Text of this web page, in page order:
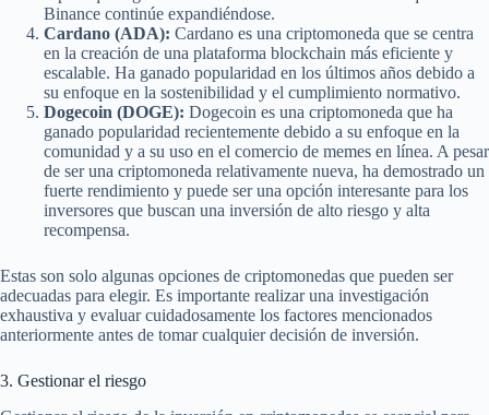
Binance continúe expandiéndose.
Cardano (ADA): Cardano es una criptomoneda que se centra
en la creación de una plataforma blockchain más eficiente y
escalable. Ha ganado popularidad en los últimos años debido a
su enfoque en la sostenibilidad y el cumplimiento normativo.
Dogecoin (DOGE): Dogecoin es una criptomoneda que ha
ganado popularidad recientemente debido a su enfoque en la
comunidad y a su uso en el comercio de memes en línea. A pesar
de ser una criptomoneda relativamente nueva, ha demostrado un
fuerte rendimiento y puede ser una opción interesante para los
inversores que buscan una inversión de alto riesgo y alta
recompensa.
Estas son solo algunas opciones de criptomonedas que pueden ser
adecuadas para elegir. Es importante realizar una investigación
exhaustiva y evaluar cuidadosamente los factores mencionados
anteriormente antes de tomar cualquier decisión de inversión.
3. Gestionar el riesgo